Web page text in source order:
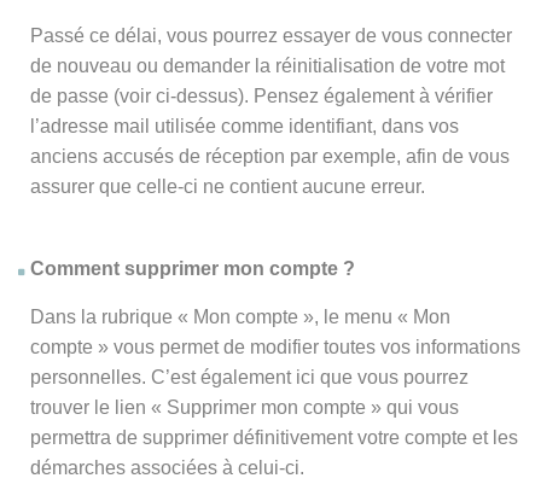
Passé ce délai, vous pourrez essayer de vous connecter
de nouveau ou demander la réinitialisation de votre mot
de passe (voir ci-dessus). Pensez également à vérifier
l’adresse mail utilisée comme identifiant, dans vos
anciens accusés de réception par exemple, afin de vous
assurer que celle-ci ne contient aucune erreur.
Comment supprimer mon compte ?
Dans la rubrique « Mon compte », le menu « Mon
compte » vous permet de modifier toutes vos informations
personnelles. C’est également ici que vous pourrez
trouver le lien « Supprimer mon compte » qui vous
permettra de supprimer définitivement votre compte et les
démarches associées à celui-ci.